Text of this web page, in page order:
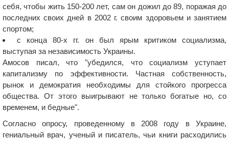
себя, чтобы жить 150-200 лет, сам он дожил до 89, поражая до
последних своих дней в 2002 г. своим здоровьем и занятием
спортом;
с конца 80-х гг. он был ярым критиком социализма,
выступая за независимость Украины.
Амосов писал, что "убедился, что социализм уступает
капитализму по эффективности. Частная собственность,
рынок и демократия необходимы для стойкого прогресса
общества. От этого выигрывают не только богатые но, со
временем, и бедные".
Согласно опросу, проведенному в 2008 году в Украине,
гениальный врач, ученый и писатель, чьи книги расходились